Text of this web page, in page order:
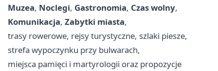
Muzea, Noclegi, Gastronomia, Czas wolny,
Komunikacja, Zabytki miasta,
trasy rowerowe, rejsy turystyczne, szlaki piesze,
strefa wypoczynku przy bulwarach,
miejsca pamięci i martyrologii oraz propozycje